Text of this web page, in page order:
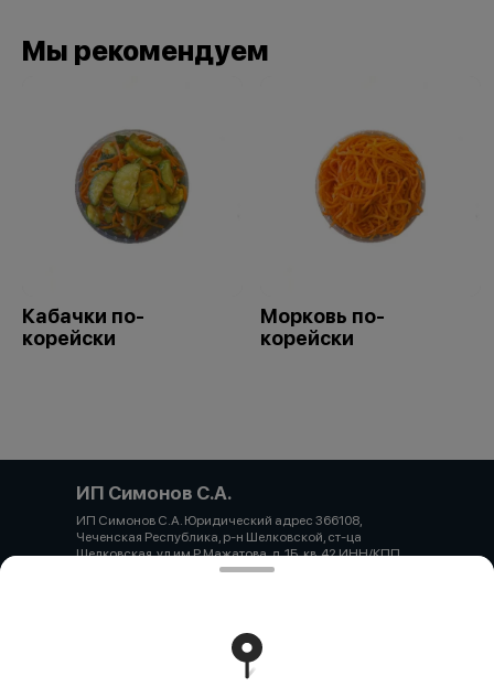
Мы рекомендуем
Кабачки по-
корейски
Морковь по-
корейски
ИП Симонов С.А.
ИП Симонов С.А. Юридический адрес 366108,
Чеченская Республика, р-н Шелковской, ст-ца
Шелковская, ул им Р.Мажатова, д. 1Б, кв. 42 ИНН/КПП
860317654281 ОГРН 323237500333172 Банк
Работает на эффективном ядре